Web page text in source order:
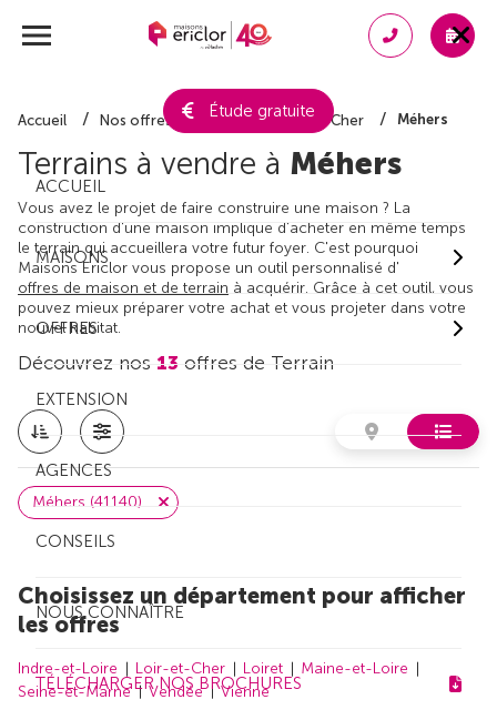
Étude gratuite
ACCUEIL
MAISONS
OFFRES
EXTENSION
AGENCES
CONSEILS
NOUS CONNAÎTRE
TÉLÉCHARGER NOS BROCHURES
Accueil Nos offres de terrain Loir-et-Cher Méhers
Terrains à vendre à Méhers
Vous avez le projet de faire construire une maison ? La
construction d'une maison implique d'acheter en même temps
le terrain qui accueillera votre futur foyer. C'est pourquoi
Maisons Ericlor vous propose un outil personnalisé d'
offres de maison et de terrain à acquérir. Grâce à cet outil, vous
pouvez mieux préparer votre achat et vous projeter dans votre
nouvel habitat.
Découvrez nos 13 offres de Terrain
Méhers (41140)
Choisissez un département pour afficher
les offres
Indre-et-Loire Loir-et-Cher Loiret
Maine-et-Loire
Seine-et-Marne
Vendée Vienne